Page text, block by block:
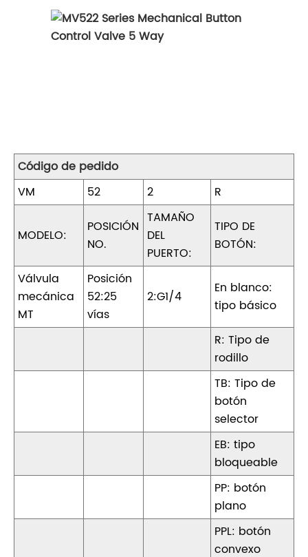
Código de pedido
VM
52 2 R
MODELO:
POSICIÓN
NO.
TAMAÑO
DEL
PUERTO:
TIPO DE
BOTÓN:
Válvula
mecánica
MT
Posición
52:25
vías
2:G1/4
En blanco:
tipo básico
R: Tipo de
rodillo
TB: Tipo de
botón
selector
EB: tipo
bloqueable
PP: botón
plano
PPL: botón
convexo